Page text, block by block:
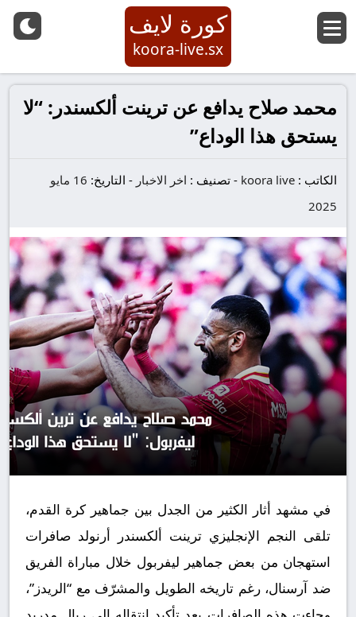
كورة لايف
koora-live.sx
محمد صلاح يدافع عن ترينت ألكسندر: “لا
يستحق هذا الوداع”
الكاتب : koora live
- تصنيف : اخر الاخبار - التاريخ:
16 مايو
2025
في مشهد أثار الكثير من الجدل بين جماهير كرة القدم،
تلقى النجم الإنجليزي ترينت ألكسندر أرنولد صافرات
استهجان من بعض جماهير ليفربول خلال مباراة الفريق
ضد آرسنال، رغم تاريخه الطويل والمشرّف مع “الريدز”،